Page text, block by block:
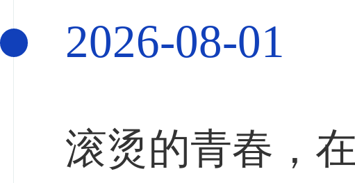
滚烫的青春，
2026-08-01